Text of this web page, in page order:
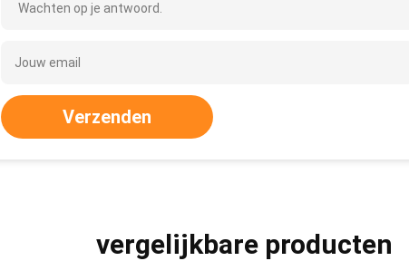
Wachten op je antwoord.
Verzenden
vergelijkbare producten